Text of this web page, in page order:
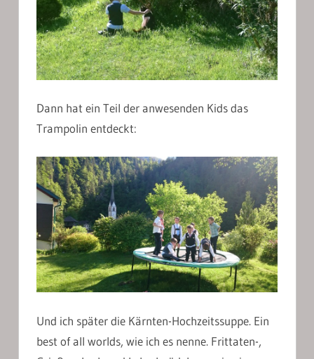
Dann hat ein Teil der anwesenden Kids das
Trampolin entdeckt:
Und ich später die Kärnten-Hochzeitssuppe. Ein
best of all worlds, wie ich es nenne. Frittaten-,